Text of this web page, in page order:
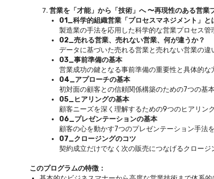
営業を「才能」から「技術」へ 〜再現性のある営業
01_科学的組織営業「プロセスマネジメント」と
製造業の手法を応用した科学的な営業プロセス管
02_売れる営業、売れない営業、何が違うか？
データに基づいた売れる営業と売れない営業の違
03_事前準備の基本
営業成功の鍵となる事前準備の重要性と具体的な
04_アプローチの基本
初対面の顧客との信頼関係構築のための7つの基
05_ヒアリングの基本
顧客ニーズを深く理解するための9つのヒアリン
06_プレゼンテーションの基本
顧客の心を動かす7つのプレゼンテーション手法
07_クロージングのコツ
契約成立だけでなく次の販売につなげるクロージ
このプログラムの特徴：